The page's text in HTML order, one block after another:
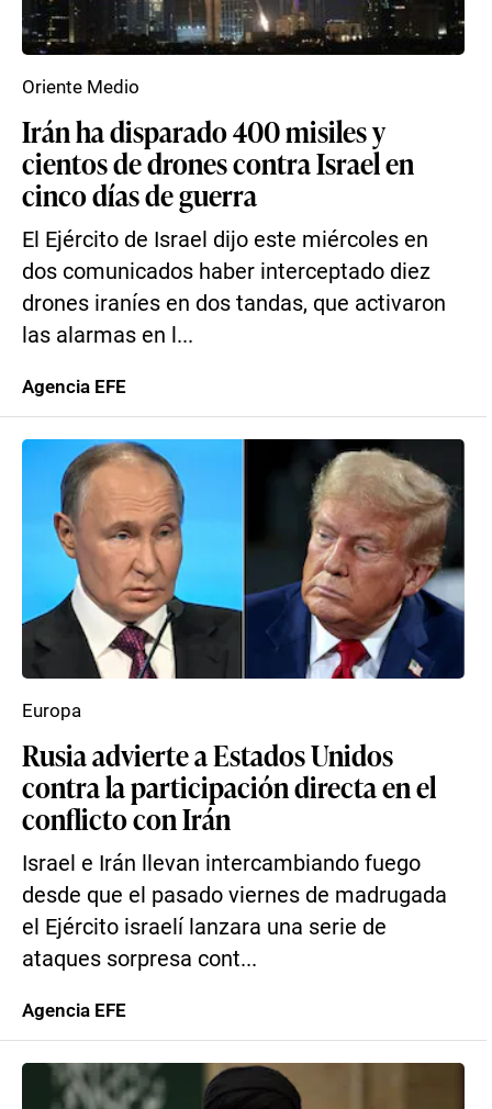
Irán ha disparado 400 misiles y
cientos de drones contra Israel en
cinco días de guerra
El Ejército de Israel dijo este miércoles en
dos comunicados haber interceptado diez
drones iraníes en dos tandas, que activaron
las alarmas en l...
Oriente Medio
Agencia EFE
Rusia advierte a Estados Unidos
contra la participación directa en el
conflicto con Irán
Israel e Irán llevan intercambiando fuego
desde que el pasado viernes de madrugada
el Ejército israelí lanzara una serie de
ataques sorpresa cont...
Europa
Agencia EFE